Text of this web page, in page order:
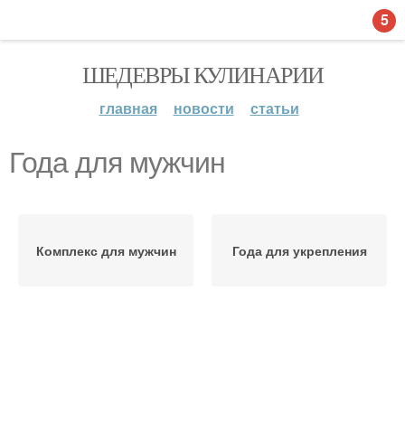
ШЕДЕВРЫ КУЛИНАРИИ
главная новости статьи
Года для мужчин
Комплекс для мужчин Года для укрепления
5